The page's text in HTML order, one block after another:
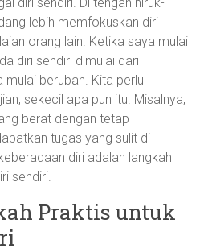
lebih memfokuskan diri
orang lain. Ketika saya mulai
diri sendiri dimulai dari
mulai berubah. Kita perlu
sekecil apa pun itu. Misalnya,
berat dengan tetap
tugas yang sulit di
diri adalah langkah
sendiri.
Praktis untuk